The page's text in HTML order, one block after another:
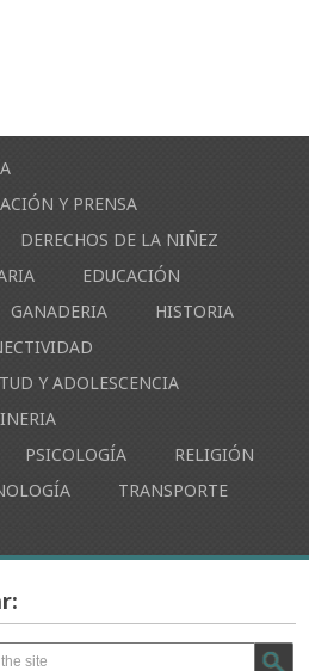
Y PRENSA
DERECHOS DE LA NIÑEZ
EDUCACIÓN
GANADERIA
HISTORIA
Y ADOLESCENCIA
PSICOLOGÍA
RELIGIÓN
TRANSPORTE